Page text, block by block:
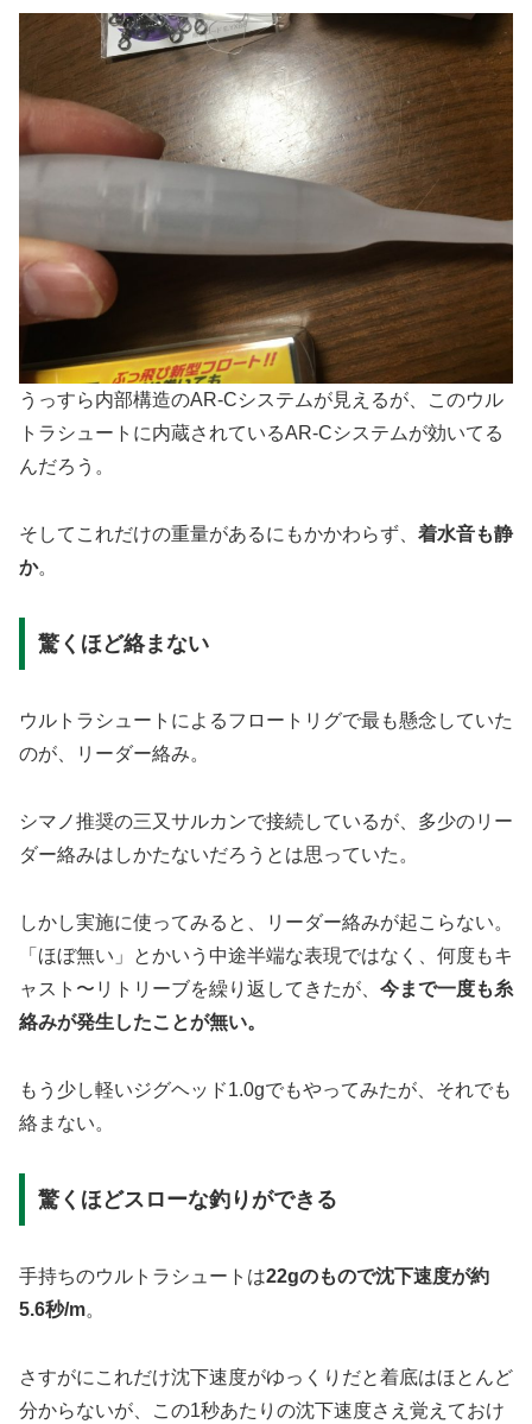
うっすら内部構造のAR-Cシステムが見えるが、このウル
トラシュートに内蔵されているAR-Cシステムが効いてる
んだろう。
そしてこれだけの重量があるにもかかわらず、 着水音も静
か。
驚くほど絡まない
ウルトラシュートによるフロートリグで最も懸念していた
のが、リーダー絡み。
シマノ推奨の三又サルカンで接続しているが、多少のリー
ダー絡みはしかたないだろうとは思っていた。
しかし実施に使ってみると、リーダー絡みが起こらない。
「ほぼ無い」とかいう中途半端な表現ではなく、何度もキ
ャスト〜リトリーブを繰り返してきたが、 今まで一度も糸
絡みが発生したことが無い。
もう少し軽いジグヘッド1.0gでもやってみたが、それでも
絡まない。
驚くほどスローな釣りができる
手持ちのウルトラシュートは22gのもので沈下速度が約
5.6秒/m。
さすがにこれだけ沈下速度がゆっくりだと着底はほとんど
分からないが、この1秒あたりの沈下速度さえ覚えておけ